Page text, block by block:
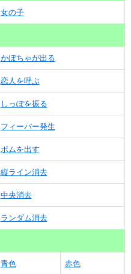
女の子
かぼちゃが出る
恋人を呼ぶ
しっぽを振る
フィーバー発生
ボムを出す
縦ライン消去
中央消去
ランダム消去
青色 赤色